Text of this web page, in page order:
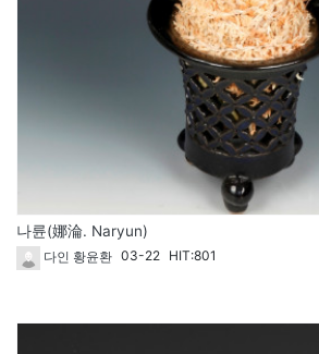
나륜(娜淪. Naryun)
다인 황윤환 03-22 HIT:801